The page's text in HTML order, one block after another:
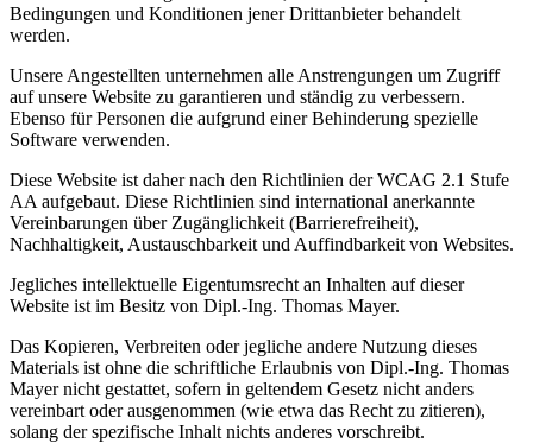
Bedingungen und Konditionen jener Drittanbieter behandelt
werden.
Unsere Angestellten unternehmen alle Anstrengungen um Zugriff
auf unsere Website zu garantieren und ständig zu verbessern.
Ebenso für Personen die aufgrund einer Behinderung spezielle
Software verwenden.
Diese Website ist daher nach den Richtlinien der WCAG 2.1 Stufe
AA aufgebaut. Diese Richtlinien sind international anerkannte
Vereinbarungen über Zugänglichkeit (Barrierefreiheit),
Nachhaltigkeit, Austauschbarkeit und Auffindbarkeit von Websites.
Jegliches intellektuelle Eigentumsrecht an Inhalten auf dieser
Website ist im Besitz von Dipl.-Ing. Thomas Mayer.
Das Kopieren, Verbreiten oder jegliche andere Nutzung dieses
Materials ist ohne die schriftliche Erlaubnis von Dipl.-Ing. Thomas
Mayer nicht gestattet, sofern in geltendem Gesetz nicht anders
vereinbart oder ausgenommen (wie etwa das Recht zu zitieren),
solang der spezifische Inhalt nichts anderes vorschreibt.